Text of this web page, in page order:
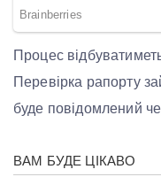
Процес
Перевірка рапорту
буде повідомлений